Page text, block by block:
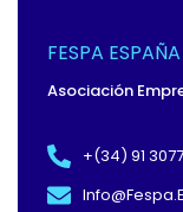
FESPA ESPAÑA
Asociación
+(34) 91